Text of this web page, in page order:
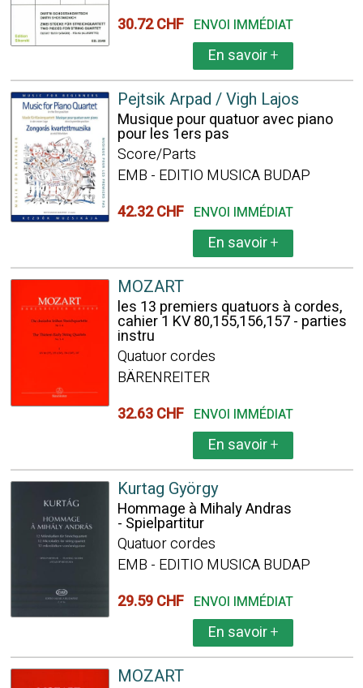
30.72 CHF ENVOI IMMÉDIAT
En savoir+
Pejtsik Arpad / Vigh Lajos
Musique pour quatuor avec piano
pour les 1ers pas
Score/Parts
EMB - EDITIO MUSICA BUDAP
42.32 CHF ENVOI IMMÉDIAT
En savoir+
MOZART
les 13 premiers quatuors à cordes,
cahier 1 KV 80,155,156,157 - parties
instru
Quatuor cordes
BÄRENREITER
32.63 CHF ENVOI IMMÉDIAT
En savoir+
Kurtag György
Hommage à Mihaly Andras
- Spielpartitur
Quatuor cordes
EMB - EDITIO MUSICA BUDAP
29.59 CHF ENVOI IMMÉDIAT
En savoir+
MOZART